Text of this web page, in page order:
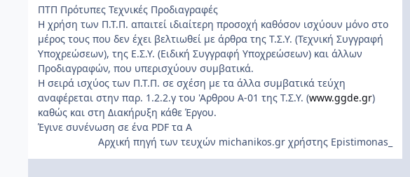
ΠΤΠ Πρότυπες Τεχνικές Προδιαγραφές
Η χρήση των Π.Τ.Π. απαιτεί ιδιαίτερη προσοχή καθόσον ισχύουν μόνο στο
μέρος τους που δεν έχει βελτιωθεί με άρθρα της Τ.Σ.Υ. (Τεχνική Συγγραφή
Υποχρεώσεων), της Ε.Σ.Υ. (Ειδική Συγγραφή Υποχρεώσεων) και άλλων
Προδιαγραφών, που υπερισχύουν συμβατικά.
Η σειρά ισχύος των Π.Τ.Π. σε σχέση με τα άλλα συμβατικά τεύχη
αναφέρεται στην παρ. 1.2.2.γ του 'Αρθρου Α-01 της Τ.Σ.Υ. (www.ggde.gr)
καθώς και στη Διακήρυξη κάθε Έργου.
Έγινε συνένωση σε ένα PDF τα Α
Αρχική πηγή των τευχών michanikos.gr χρήστης Epistimonas_